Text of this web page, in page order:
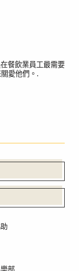
餐飲業員工最需要
愛他們。.